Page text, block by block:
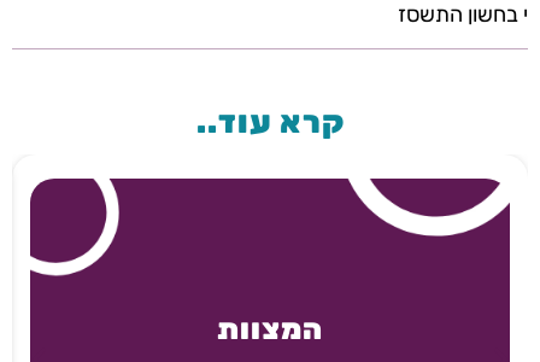
י בחשון התשסז
קרא עוד..
המצוות